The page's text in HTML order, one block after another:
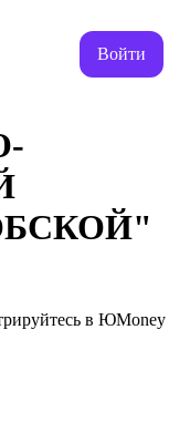
Войти
в ЮMoney